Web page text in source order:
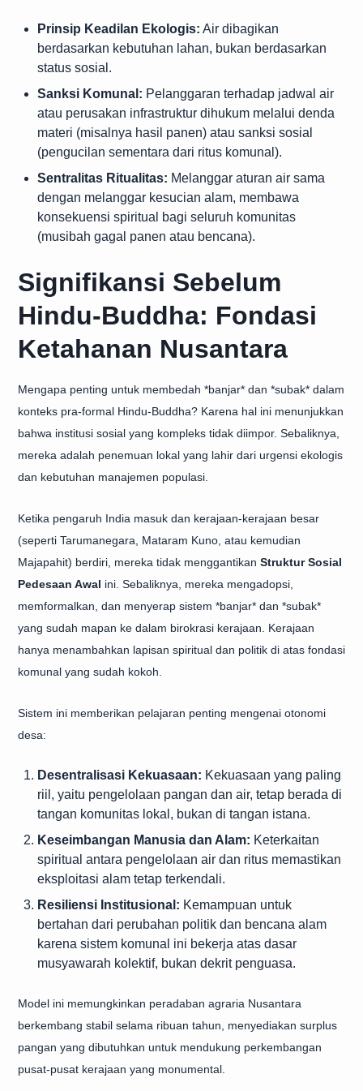
Prinsip Keadilan Ekologis: Air dibagikan
berdasarkan kebutuhan lahan, bukan berdasarkan
status sosial.
Sanksi Komunal: Pelanggaran terhadap jadwal air
atau perusakan infrastruktur dihukum melalui denda
materi (misalnya hasil panen) atau sanksi sosial
(pengucilan sementara dari ritus komunal).
Sentralitas Ritualitas: Melanggar aturan air sama
dengan melanggar kesucian alam, membawa
konsekuensi spiritual bagi seluruh komunitas
(musibah gagal panen atau bencana).
Signifikansi Sebelum
Hindu-Buddha: Fondasi
Ketahanan Nusantara
Mengapa penting untuk membedah *banjar* dan *subak* dalam
konteks pra-formal Hindu-Buddha? Karena hal ini menunjukkan
bahwa institusi sosial yang kompleks tidak diimpor. Sebaliknya,
mereka adalah penemuan lokal yang lahir dari urgensi ekologis
dan kebutuhan manajemen populasi.
Ketika pengaruh India masuk dan kerajaan-kerajaan besar
(seperti Tarumanegara, Mataram Kuno, atau kemudian
Majapahit) berdiri, mereka tidak menggantikan Struktur Sosial
Pedesaan Awal ini. Sebaliknya, mereka mengadopsi,
memformalkan, dan menyerap sistem *banjar* dan *subak*
yang sudah mapan ke dalam birokrasi kerajaan. Kerajaan
hanya menambahkan lapisan spiritual dan politik di atas fondasi
komunal yang sudah kokoh.
Sistem ini memberikan pelajaran penting mengenai otonomi
desa:
Desentralisasi Kekuasaan: Kekuasaan yang paling
riil, yaitu pengelolaan pangan dan air, tetap berada di
tangan komunitas lokal, bukan di tangan istana.
Keseimbangan Manusia dan Alam: Keterkaitan
spiritual antara pengelolaan air dan ritus memastikan
eksploitasi alam tetap terkendali.
Resiliensi Institusional: Kemampuan untuk
bertahan dari perubahan politik dan bencana alam
karena sistem komunal ini bekerja atas dasar
musyawarah kolektif, bukan dekrit penguasa.
Model ini memungkinkan peradaban agraria Nusantara
berkembang stabil selama ribuan tahun, menyediakan surplus
pangan yang dibutuhkan untuk mendukung perkembangan
pusat-pusat kerajaan yang monumental.